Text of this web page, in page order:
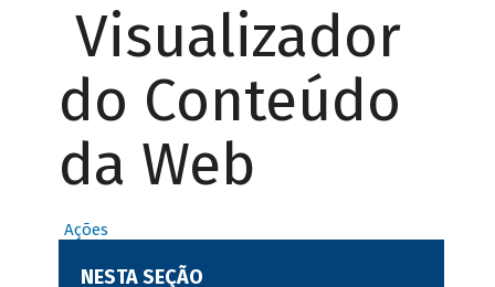
Visualizador
do Conteúdo
da Web
Ações
NESTA SEÇÃO